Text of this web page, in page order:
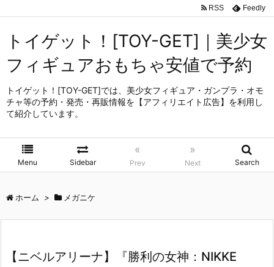
トイゲット！[TOY-GET]｜美少女
フィギュアおもちゃ安値で予約
トイゲット！[TOY-GET]では、美少女フィギュア・ガンプラ・オモ
チャ等の予約・発売・再販情報を【アフィリエイト広告】を利用し
て紹介しています。
Menu Sidebar
«
Prev
»
Next Search
RSS Feedly
ホーム > メガニケ
【ニベルアリーナ】『勝利の女神：NIKKE